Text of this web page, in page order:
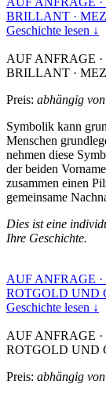
BRILLANT ·
Geschichte lesen ↓
AUF ANFRAGE ·
BRILLANT ·
Preis: abhängig
Symbolik kann
Menschen
nehmen diese
der beiden
zusammen einen
gemeinsame
Dies ist eine
Ihre Geschichte.
AUF ANFRAGE ·
ROTGOLD UND
Geschichte lesen ↓
AUF ANFRAGE ·
ROTGOLD UND
Preis: abhängig